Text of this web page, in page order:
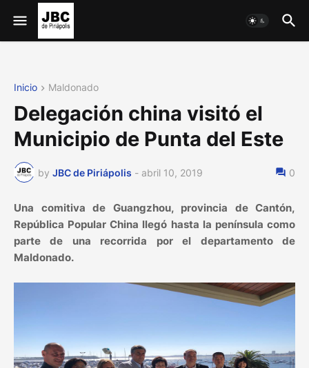
Inicio Maldonado
Delegación china visitó el
Municipio de Punta del Este
by JBC de Piriápolis - abril 10, 2019 0
Una comitiva de Guangzhou, provincia de Cantón,
República Popular China llegó hasta la península como
parte de una recorrida por el departamento de
Maldonado.